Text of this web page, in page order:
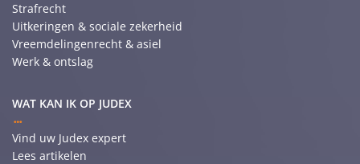
Strafrecht
Uitkeringen & sociale zekerheid
Vreemdelingenrecht & asiel
Werk & ontslag
WAT KAN IK OP JUDEX
Vind uw Judex expert
Lees artikelen